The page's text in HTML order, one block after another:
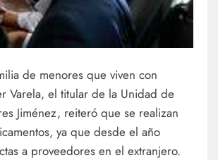
de menores que viven con
Varela, el titular de la Unidad de
Jiménez, reiteró que se realizan
ya que desde el año
a proveedores en el extranjero.